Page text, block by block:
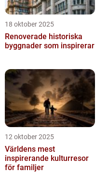
18 oktober 2025
Renoverade historiska
byggnader som inspirerar
12 oktober 2025
Världens mest
inspirerande kulturresor
för familjer